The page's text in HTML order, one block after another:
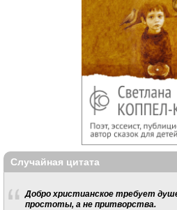
Случайная цитата
Добро христианское требует
простоты, а не притворства.